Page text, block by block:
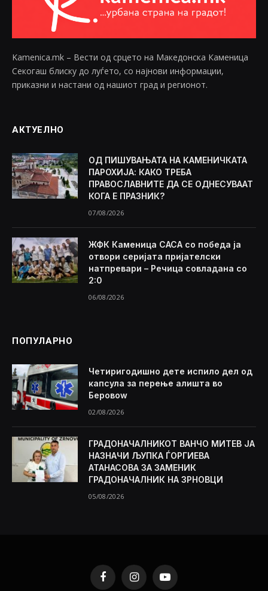
Kamenica.mk – Вести од срцето на Македонска Каменица
Секогаш блиску до луѓето, со најнови информации,
приказни и настани од нашиот град и регионот.
АКТУЕЛНО
ОД ПИШУВАЊАТА НА КАМЕНИЧКАТА
ПАРОХИЈА: КАКО ТРЕБА
ПРАВОСЛАВНИТЕ ДА СЕ ОДНЕСУВААТ
КОГА Е ПРАЗНИК?
07/08/2026
ЖФК Каменица САСА со победа ја
отвори серијата пријателски
натпревари – Речица совладана со
2:0
06/08/2026
ПОПУЛАРНО
Четиригодишно дете испило дел од
капсула за перење алишта во
Беровоw
02/08/2026
ГРАДОНАЧАЛНИКОТ ВАНЧО МИТЕВ ЈА
НАЗНАЧИ ЉУПКА ЃОРГИЕВА
АТАНАСОВА ЗА ЗАМЕНИК
ГРАДОНАЧАЛНИК НА ЗРНОВЦИ
05/08/2026
FacebookInstagramYouTube